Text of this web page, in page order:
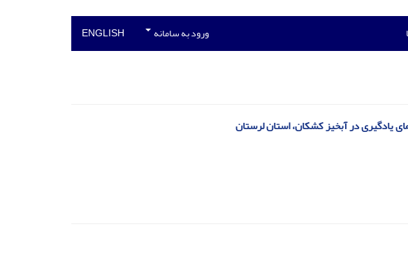
ورود به سامانه ENGLISH
یادگیری در آبخیز کشکان، استان لرستان